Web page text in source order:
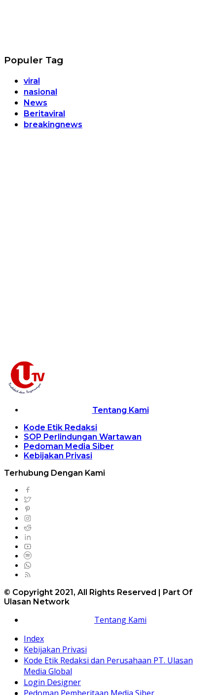
Populer Tag
viral
nasional
News
Beritaviral
breakingnews
Tentang Kami
Kode Etik Redaksi
SOP Perlindungan Wartawan
Pedoman Media Siber
Kebijakan Privasi
Terhubung Dengan Kami
© Copyright 2021, All Rights Reserved | Part Of
Ulasan Network
Tentang Kami
Index
Kebijakan Privasi
Kode Etik Redaksi dan Perusahaan PT. Ulasan
Media Global
Login Designer